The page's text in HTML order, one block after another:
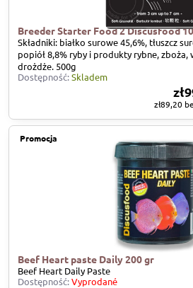
Breeder Starter Food 2 Discusfood
Składniki: białko surowe 45,6%, tłuszcz
popiół 8,8% ryby i produkty rybne, zboża,
drożdże. 500g
Dostępność:Skladem
zł89,20
Beef Heart paste Daily 200 gr
Promocja
Beef Heart Daily Paste
Dostępność:Vyprodané